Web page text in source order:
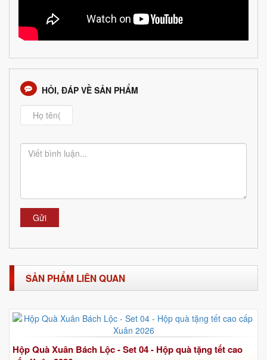
HỎI, ĐÁP VỀ SẢN PHẨM
Gửi
SẢN PHẨM LIÊN QUAN
Hộp Quà Xuân Bách Lộc - Set 04 - Hộp quà tặng tết cao